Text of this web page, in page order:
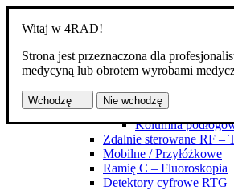
Witaj w 4RAD!
Strona jest przeznaczona dla
medycyną lub obrotem wyrobami
Wchodzę Nie wchodzę
Produkty
Aparaty RTG
Kostno-płucne DR
Z zawieszeniem
Kolumna
Zdalnie sterowane RF –
Mobilne / Przyłóżkowe
Ramię C – Fluoroskopia
Detektory cyfrowe RTG